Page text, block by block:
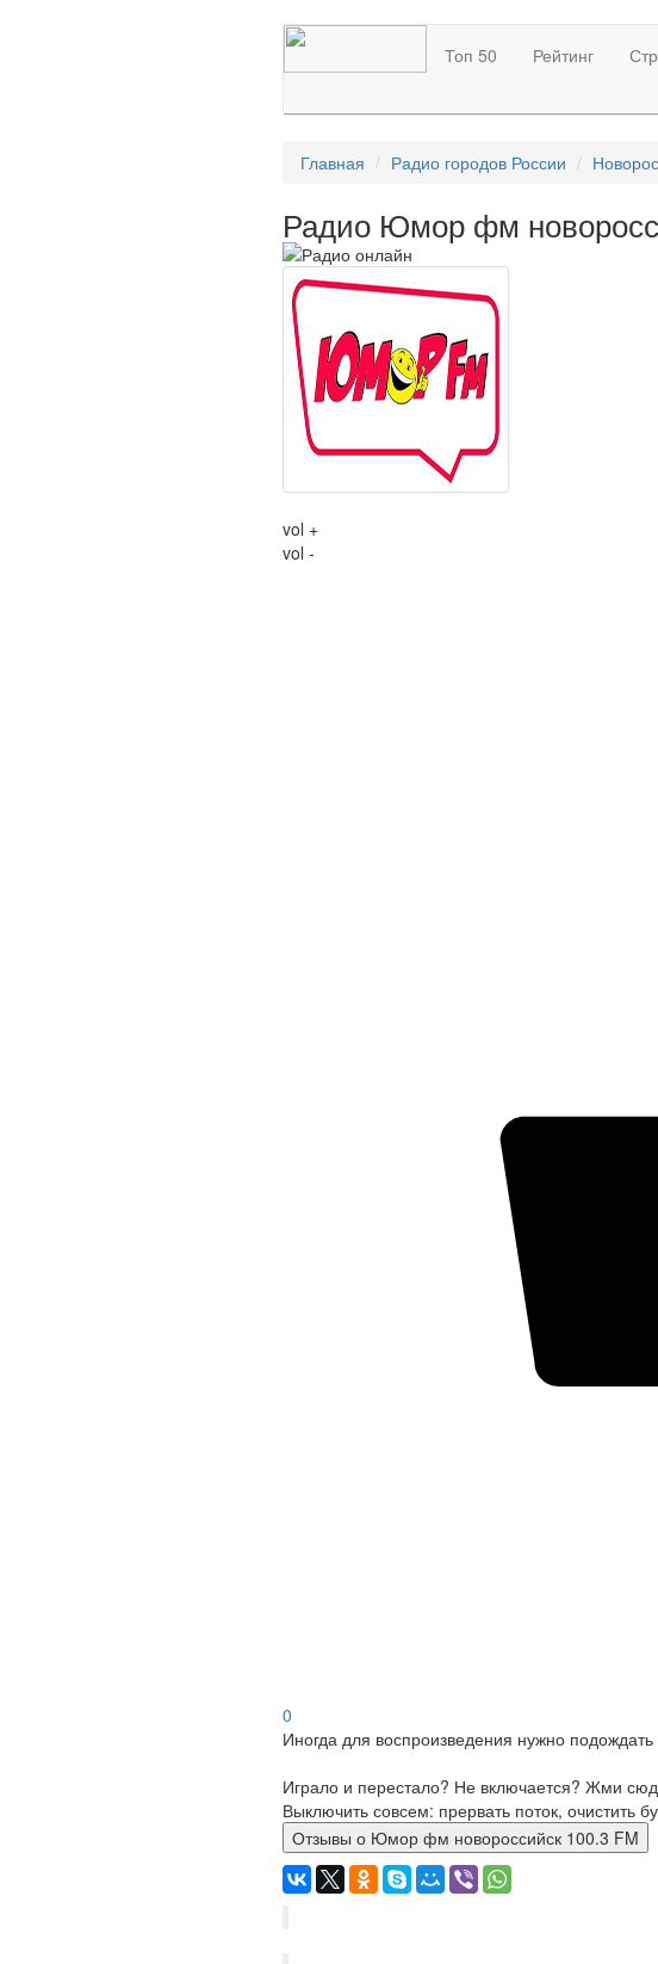
Топ 50 Рейтинг
Главная Радио городов России
Радио Юмор фм
vol +
vol -
0
Иногда для воспроизведения нужно
Играло и перестало? Не включается? Жми
Выключить совсем: прервать поток, очистить
Отзывы о Юмор фм новороссийск 100.3 FM